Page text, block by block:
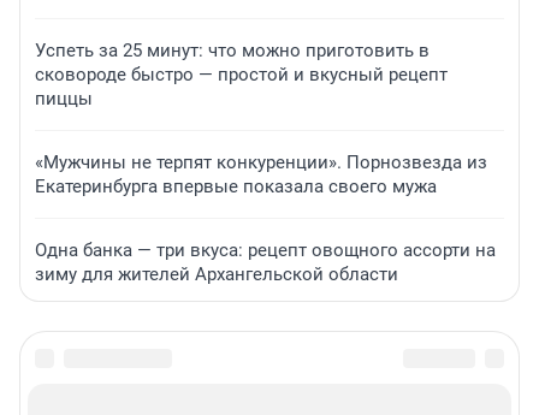
Успеть за 25 минут: что можно приготовить в
сковороде быстро — простой и вкусный рецепт
пиццы
«Мужчины не терпят конкуренции». Порнозвезда из
Екатеринбурга впервые показала своего мужа
Одна банка — три вкуса: рецепт овощного ассорти на
зиму для жителей Архангельской области